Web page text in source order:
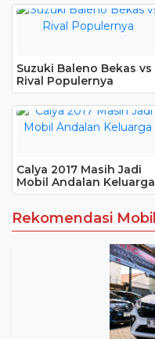
Suzuki Baleno Bekas vs
Rival Populernya
Calya 2017 Masih Jadi
Mobil Andalan Keluarga
Rekomendasi Mobil